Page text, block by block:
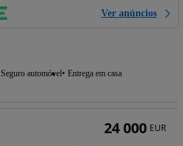
Ver anúncios
Seguro automóvel Entrega em casa
24 000 EUR